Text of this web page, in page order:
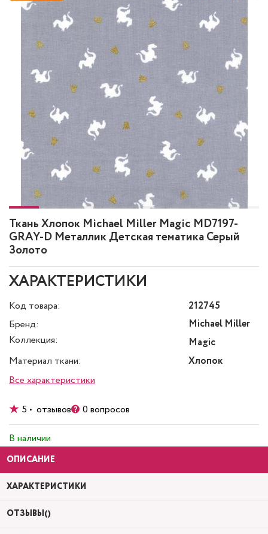
Ткань Хлопок Michael Miller Magic MD7197-
GRAY-D Металлик Детская тематика Серый
Золото
ХАРАКТЕРИСТИКИ
Код товара:
212745
Бренд:
Michael Miller
Коллекция:
Magic
Материал ткани:
Хлопок
Все характеристики
5 • отзывов 0 вопросов
В наличии
ОПИСАНИЕ
ХАРАКТЕРИСТИКИ
ОТЗЫВЫ()